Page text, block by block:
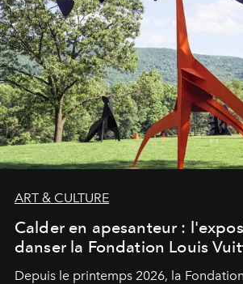
ART & CULTURE
Calder en apesanteur :
danser la Fondation Louis
Depuis le printemps 2026, la